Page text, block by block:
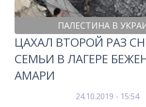
ПАЛЕСТИНА В
ЦАХАЛ ВТОРОЙ РАЗ
СЕМЬИ В ЛАГЕРЕ
АМАРИ
24.10.2019 - 15:54